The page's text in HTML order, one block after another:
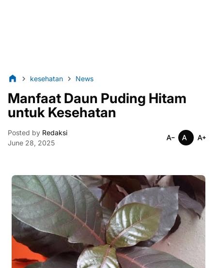
kesehatan News
Manfaat Daun Puding Hitam
untuk Kesehatan
Posted by Redaksi
June 28, 2025